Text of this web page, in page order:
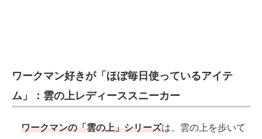
ワークマン好きが「ほぼ毎日使っているアイテ
ム」：雲の上レディーススニーカー
ワークマンの「雲の上」シリーズは、雲の上を歩いて